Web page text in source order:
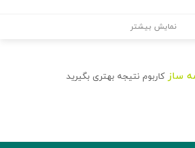
نمایش بیشتر
ساز کاربوم نتیجه بهتری بگیرید